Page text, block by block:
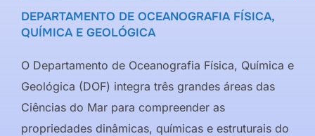
DEPARTAMENTO DE OCEANOGRAFIA FÍSICA,
QUÍMICA E GEOLÓGICA
O Departamento de Oceanografia Física, Química e
Geológica (DOF) integra três grandes áreas das
Ciências do Mar para compreender as
propriedades dinâmicas, químicas e estruturais do